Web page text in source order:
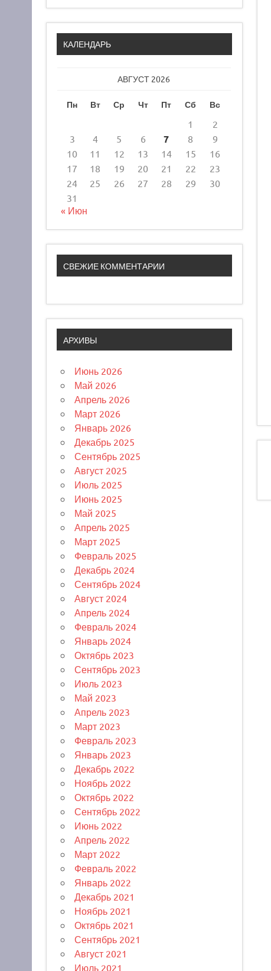
КАЛЕНДАРЬ
АВГУСТ 2026
Пн Вт Ср Чт Пт Сб Вс
1
2
3
4 5 6 7 8
9
10
11 12 13 14 15
16
17
18 19 20 21 22
23
24
25 26 27 28 29
30
31
« Июн
СВЕЖИЕ КОММЕНТАРИИ
АРХИВЫ
Июнь 2026
Май 2026
Апрель 2026
Март 2026
Январь 2026
Декабрь 2025
Сентябрь 2025
Август 2025
Июль 2025
Июнь 2025
Май 2025
Апрель 2025
Март 2025
Февраль 2025
Декабрь 2024
Сентябрь 2024
Август 2024
Апрель 2024
Февраль 2024
Январь 2024
Октябрь 2023
Сентябрь 2023
Июль 2023
Май 2023
Апрель 2023
Март 2023
Февраль 2023
Январь 2023
Декабрь 2022
Ноябрь 2022
Октябрь 2022
Сентябрь 2022
Июнь 2022
Апрель 2022
Март 2022
Февраль 2022
Январь 2022
Декабрь 2021
Ноябрь 2021
Октябрь 2021
Сентябрь 2021
Август 2021
Июль 2021